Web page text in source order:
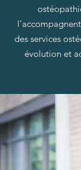
des services
évolution et